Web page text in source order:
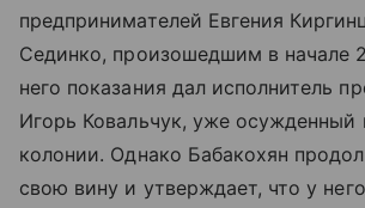
предпринимателей Евгения
Сединко, произошедшим в начале
него показания дал исполнитель
Игорь Ковальчук, уже осужденный
колонии. Однако Бабакохян
свою вину и утверждает, что у